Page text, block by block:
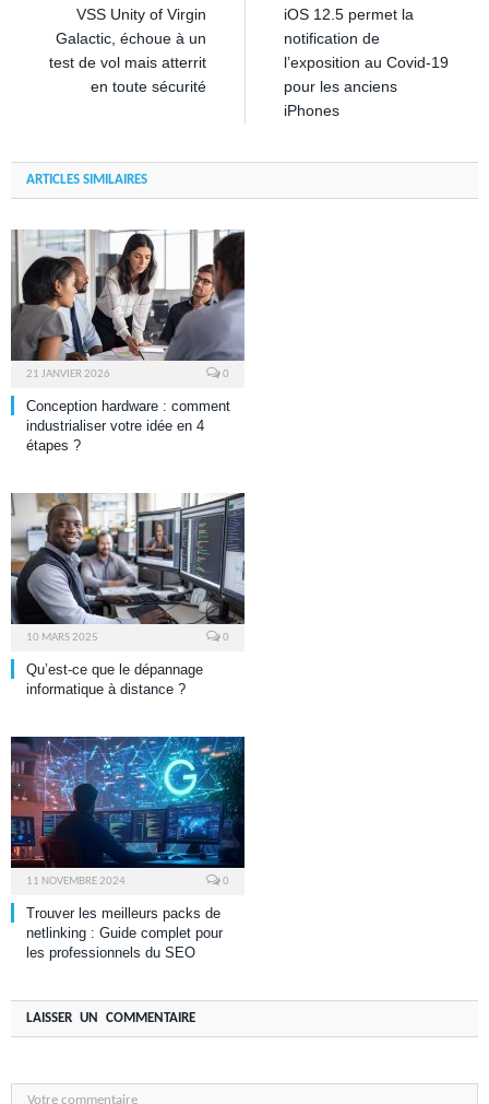
VSS Unity of Virgin
Galactic, échoue à un
test de vol mais atterrit
en toute sécurité
iOS 12.5 permet la
notification de
l’exposition au Covid-19
pour les anciens
iPhones
ARTICLES SIMILAIRES
21 JANVIER 2026 0
Conception hardware : comment
industrialiser votre idée en 4
étapes ?
10 MARS 2025 0
Qu’est-ce que le dépannage
informatique à distance ?
11 NOVEMBRE 2024 0
Trouver les meilleurs packs de
netlinking : Guide complet pour
les professionnels du SEO
LAISSER UN COMMENTAIRE